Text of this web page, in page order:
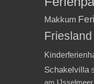
Makkum
Friesland
Schakelvilla